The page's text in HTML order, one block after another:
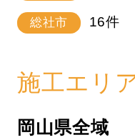
総社市 16件
施工エリ
岡山県全域